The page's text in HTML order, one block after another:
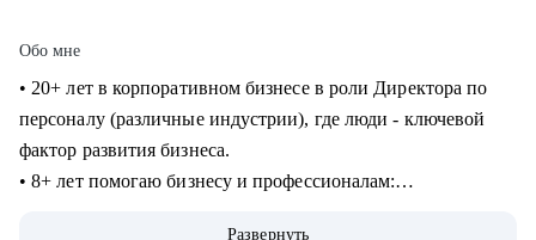
Обо мне
• 20+ лет в корпоративном бизнесе в роли Директора по
персоналу (различные индустрии), где люди - ключевой
фактор развития бизнеса.
• 8+ лет помогаю бизнесу и профессионалам:
Развернуть